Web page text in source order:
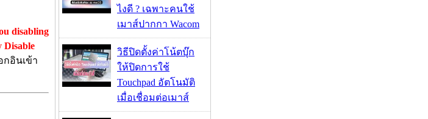
disabling
Disable
อินเข้า
ไงดี ? เฉพาะคนใช้
เมาส์ปากกา Wacom
วิธีปิดตั้งค่าโน้ตบุ๊ก
ให้ปิดการใช้
Touchpad อัตโนมัติ
เมื่อเชื่อมต่อเมาส์